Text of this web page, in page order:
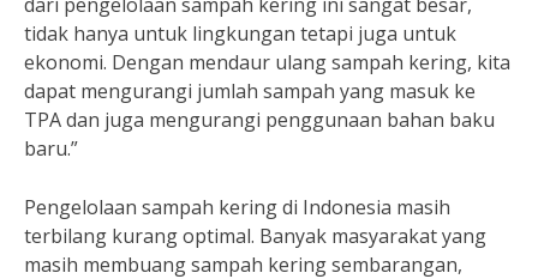
tidak hanya untuk lingkungan tetapi juga untuk
ekonomi. Dengan mendaur ulang sampah kering, kita
dapat mengurangi jumlah sampah yang masuk ke
TPA dan juga mengurangi penggunaan bahan baku
baru.”
Pengelolaan sampah kering di Indonesia masih
terbilang kurang optimal. Banyak masyarakat yang
masih membuang sampah kering sembarangan,